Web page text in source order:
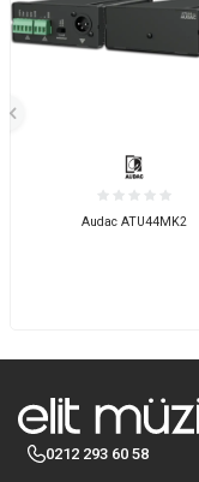
Audac ATU44MK2
0212 293 60 58